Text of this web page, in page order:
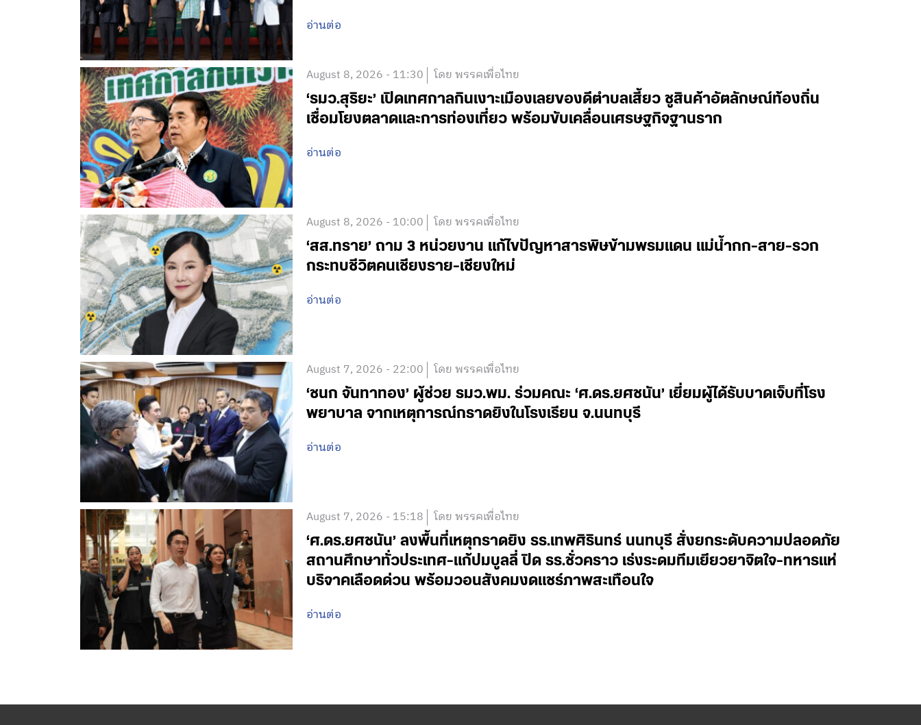
อ่านต่อ
August 8, 2026 - 11:30 โดย พรรคเพื่อไทย
‘รมว.สุริยะ’ เปิดเทศกาลกินเงาะเมืองเลยของดีตำบลเสี้ยว ชูสินค้าอัตลักษณ์ท้องถิ่น
เชื่อมโยงตลาดและการท่องเที่ยว พร้อมขับเคลื่อนเศรษฐกิจฐานราก
อ่านต่อ
August 8, 2026 - 10:00 โดย พรรคเพื่อไทย
‘สส.ทราย’ ถาม 3 หน่วยงาน แก้ไขปัญหาสารพิษข้ามพรมแดน แม่น้ำกก-สาย-รวก
กระทบชีวิตคนเชียงราย-เชียงใหม่
อ่านต่อ
August 7, 2026 - 22:00 โดย พรรคเพื่อไทย
‘ชนก จันทาทอง’ ผู้ช่วย รมว.พม. ร่วมคณะ ‘ศ.ดร.ยศชนัน’ เยี่ยมผู้ได้รับบาดเจ็บที่โรง
พยาบาล จากเหตุการณ์กราดยิงในโรงเรียน จ.นนทบุรี
อ่านต่อ
August 7, 2026 - 15:18 โดย พรรคเพื่อไทย
‘ศ.ดร.ยศชนัน’ ลงพื้นที่เหตุกราดยิง รร.เทพศิรินทร์ นนทบุรี สั่งยกระดับความปลอดภัย
สถานศึกษาทั่วประเทศ-แก้ปมบูลลี่ ปิด รร.ชั่วคราว เร่งระดมทีมเยียวยาจิตใจ-ทหารแห่
บริจาคเลือดด่วน พร้อมวอนสังคมงดแชร์ภาพสะเทือนใจ
อ่านต่อ